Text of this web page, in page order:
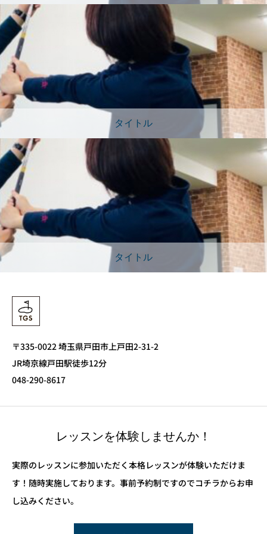
タイトル
タイトル
〒335-0022 埼玉県戸田市上戸田2-31-2
JR埼京線戸田駅徒歩12分
048-290-8617
レッスンを体験しませんか！
実際のレッスンに参加いただく本格レッスンが体験いただけま
す！随時実施しております。事前予約制ですのでコチラからお申
し込みください。